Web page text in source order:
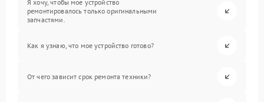
Я хочу, чтобы мое устройство
ремонтировалось только оригинальными
запчастями.
Как я узнаю, что мое устройство готово?
От чего зависит срок ремонта техники?